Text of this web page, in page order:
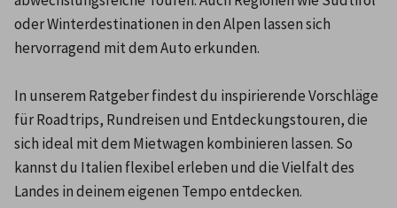
oder Winterdestinationen in den Alpen lassen sich
hervorragend mit dem Auto erkunden.
In unserem Ratgeber findest du inspirierende Vorschläge
für Roadtrips, Rundreisen und Entdeckungstouren, die
sich ideal mit dem Mietwagen kombinieren lassen. So
kannst du Italien flexibel erleben und die Vielfalt des
Landes in deinem eigenen Tempo entdecken.